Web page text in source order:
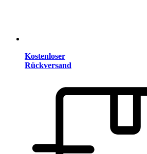
Kostenloser
Rückversand